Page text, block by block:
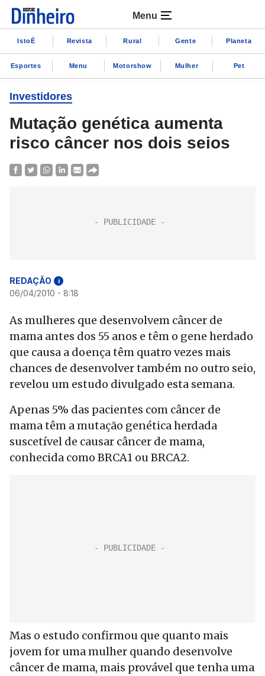
Menu
IstoÉ Revista Rural Gente Planeta
Esportes Menu Motorshow Mulher Pet
Investidores
Mutação genética aumenta
risco câncer nos dois seios
REDAÇÃO i
06/04/2010 - 8:18
As mulheres que desenvolvem câncer de
mama antes dos 55 anos e têm o gene herdado
que causa a doença têm quatro vezes mais
chances de desenvolver também no outro seio,
revelou um estudo divulgado esta semana.
Apenas 5% das pacientes com câncer de
mama têm a mutação genética herdada
suscetível de causar câncer de mama,
conhecida como BRCA1 ou BRCA2.
Mas o estudo confirmou que quanto mais
jovem for uma mulher quando desenvolve
câncer de mama, mais provável que tenha uma